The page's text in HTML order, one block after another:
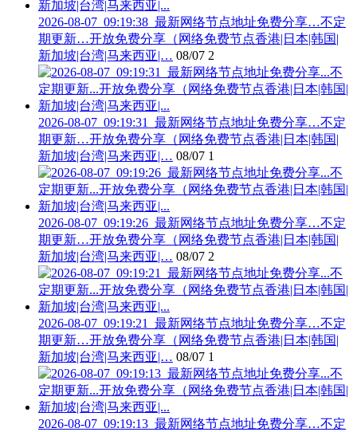
2026-08-07_09:19:38_最新网络节点地址免费分享…不定
期更新…开放免费分享（网络免费节点香港|日本|韩国|
新加坡|台湾|马来西亚|… 08/07 2
2026-08-07_09:19:31_最新网络节点地址免费分享…不定
期更新…开放免费分享（网络免费节点香港|日本|韩国|
新加坡|台湾|马来西亚|… 08/07 1
2026-08-07_09:19:26_最新网络节点地址免费分享…不定
期更新…开放免费分享（网络免费节点香港|日本|韩国|
新加坡|台湾|马来西亚|… 08/07 2
2026-08-07_09:19:21_最新网络节点地址免费分享…不定
期更新…开放免费分享（网络免费节点香港|日本|韩国|
新加坡|台湾|马来西亚|… 08/07 1
2026-08-07_09:19:13_最新网络节点地址免费分享…不定